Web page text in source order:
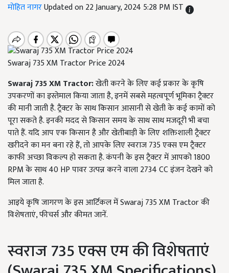
मोहित नागरUpdated on 22 January, 2024 5:28 PM IST
Swaraj 735 XM Tractor Price 2024
Swaraj 735 XM Tractor:खेती करने के लिए कई प्रकार के कृषि
उपकरणों का इस्तेमाल किया जाता है, इनमें सबसे महत्वपूर्ण भूमिका ट्रैक्टर
की मानी जाती है. ट्रैक्टर के साथ किसान आसानी से खेती के कई कामों को
पूरा सकते है. इनकी मदद से किसान समय के साथ साथ मजदूरी भी बचा
पाते हैं. यदि आप एक किसान है और खेतीबाड़ी के लिए शक्तिशाली ट्रैक्टर
खरीदने का मन बना रहे हैं, तो आपके लिए स्वराज 735 एक्स एम ट्रैक्टर
काफी अच्छा विकल्प हो सकता है. कंपनी के इस ट्रैक्टर में आपको 1800
RPM के साथ 40 HP पावर उत्पन्न करने वाला 2734 CC इंजन देखने को
मिल जाता है.
आइये कृषि जागरण के इस आर्टिकल में Swaraj 735 XM Tractor की
विशेषताएं, फीचर्स और कीमत जानें.
स्वराज 735 एक्स एम की विशेषताएं